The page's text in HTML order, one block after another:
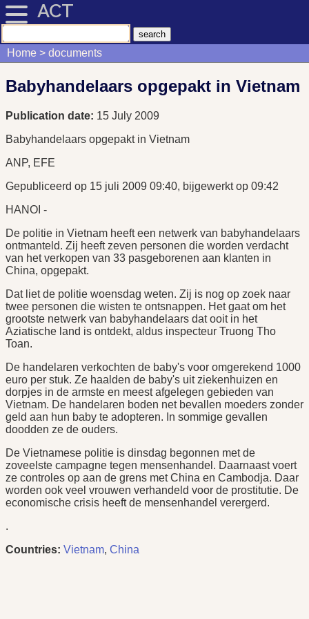
ACT
Home documents
Babyhandelaars opgepakt in Vietnam
Publication date: 15 July 2009
Babyhandelaars opgepakt in Vietnam
ANP, EFE
Gepubliceerd op 15 juli 2009 09:40, bijgewerkt op 09:42
HANOI -
De politie in Vietnam heeft een netwerk van babyhandelaars
ontmanteld. Zij heeft zeven personen die worden verdacht
van het verkopen van 33 pasgeborenen aan klanten in
China, opgepakt.
Dat liet de politie woensdag weten. Zij is nog op zoek naar
twee personen die wisten te ontsnappen. Het gaat om het
grootste netwerk van babyhandelaars dat ooit in het
Aziatische land is ontdekt, aldus inspecteur Truong Tho
Toan.
De handelaren verkochten de baby's voor omgerekend 1000
euro per stuk. Ze haalden de baby's uit ziekenhuizen en
dorpjes in de armste en meest afgelegen gebieden van
Vietnam. De handelaren boden net bevallen moeders zonder
geld aan hun baby te adopteren. In sommige gevallen
doodden ze de ouders.
De Vietnamese politie is dinsdag begonnen met de
zoveelste campagne tegen mensenhandel. Daarnaast voert
ze controles op aan de grens met China en Cambodja. Daar
worden ook veel vrouwen verhandeld voor de prostitutie. De
economische crisis heeft de mensenhandel verergerd.
.
Countries: Vietnam, China